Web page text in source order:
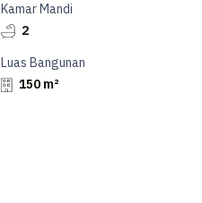
Kamar Mandi
2
Luas Bangunan
150 m²